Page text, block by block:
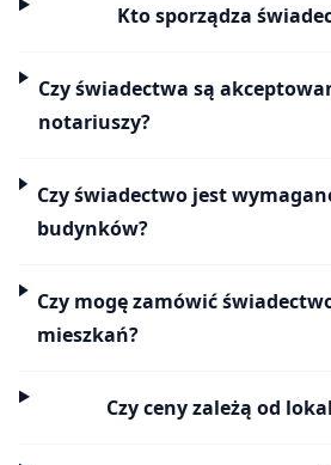
Kto sporządza
Czy świadectwa są
notariuszy?
Czy świadectwo jest
budynków?
Czy mogę zamówić
mieszkań?
Czy ceny zależą od